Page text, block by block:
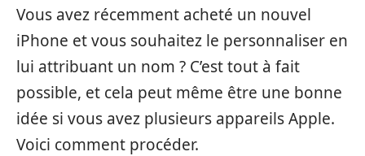
Vous avez récemment acheté un nouvel
iPhone et vous souhaitez le personnaliser en
lui attribuant un nom ? C’est tout à fait
possible, et cela peut même être une bonne
idée si vous avez plusieurs appareils Apple.
Voici comment procéder.